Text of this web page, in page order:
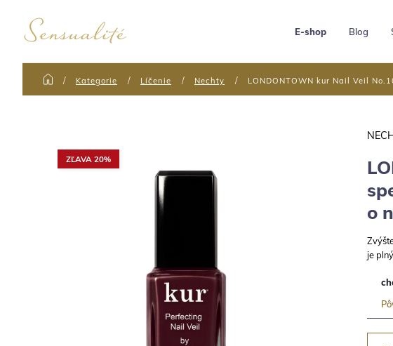
E-shop Blog
Kategorie Líčenie Nechty LONDONTOWN kur Nail Veil
ZĽAVA 20%
o
je